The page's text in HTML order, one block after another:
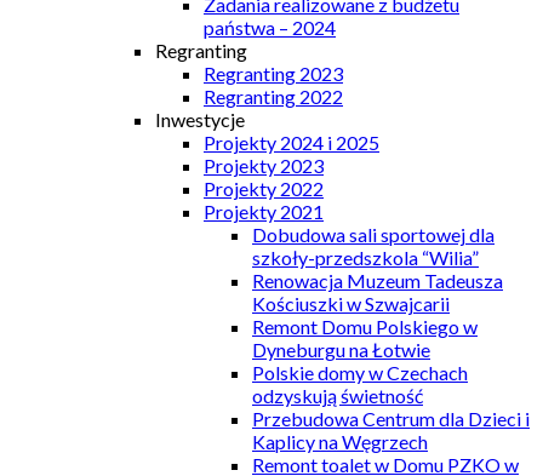
państwa – 2024
Regranting
Regranting 2023
Regranting 2022
Inwestycje
Projekty 2024 i 2025
Projekty 2023
Projekty 2022
Projekty 2021
Dobudowa sali sportowej dla
szkoły-przedszkola “Wilia”
Renowacja Muzeum Tadeusza
Kościuszki w Szwajcarii
Remont Domu Polskiego w
Dyneburgu na Łotwie
Polskie domy w Czechach
odzyskują świetność
Przebudowa Centrum dla Dzieci i
Kaplicy na Węgrzech
Remont toalet w Domu PZKO w